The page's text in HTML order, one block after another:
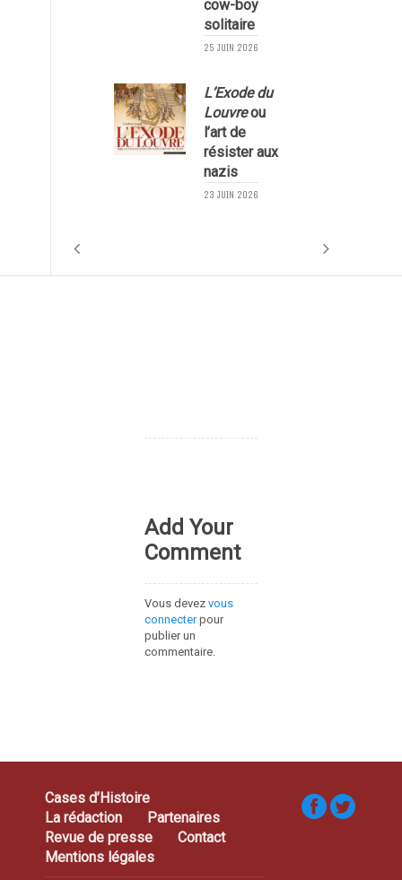
cow-boy
solitaire
25 JUIN 2026
L’Exode du
Louvreou
l’art de
résister aux
nazis
23 JUIN 2026
Add Your
Comment
Vous devez vous
connecterpour
publier un
commentaire.
Cases d’Histoire
La rédaction
Partenaires
Revue de presse
Contact
Mentions légales